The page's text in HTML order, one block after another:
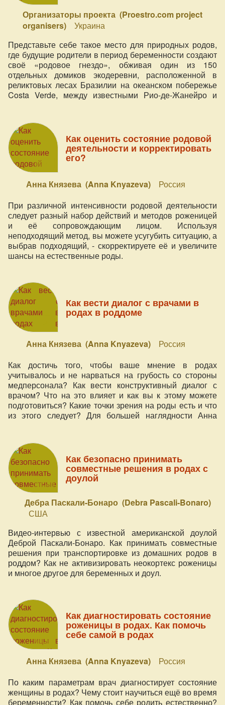
Организаторы проекта (Proestro.com project
organisers)
Украина
Представьте себе такое место для природных родов,
где будущие родители в период беременности создают
своё «родовое гнездо», обживая один из 150
отдельных домиков экодеревни, расположенной в
реликтовых лесах Бразилии на океанском побережье
Costa Verde, между известными Рио-де-Жанейро и
Как оценить состояние родовой
деятельности и корректировать
его?
Анна Князева (Anna Knyazeva)
Россия
При различной интенсивности родовой деятельности
следует разный набор действий и методов роженицей
и её сопровождающим лицом. Используя
неподходящий метод, вы можете усугубить ситуацию, а
выбрав подходящий, - скорректируете её и увеличите
шансы на естественные роды.
Как вести диалог с врачами в
родах в роддоме
Анна Князева (Anna Knyazeva)
Россия
Как достичь того, чтобы ваше мнение в родах
учитывалось и не нарваться на грубость со стороны
медперсонала? Как вести конструктивный диалог с
врачом? Что на это влияет и как вы к этому можете
подготовиться? Какие точки зрения на роды есть и что
из этого следует? Для большей наглядности Анна
семья!» - осветит эти вопросы с разных ракурсов.
Как безопасно принимать
совместные решения в родах с
доулой
Дебра Паскали-Бонаро (Debra Pascali-Bonaro)
США
Видео-интервью с известной американской доулой
Деброй Паскали-Бонаро. Как принимать совместные
решения при транспортировке из домашних родов в
роддом? Как не активизировать неокортекс роженицы
и многое другое для беременных и доул.
Как диагностировать состояние
роженицы в родах. Как помочь
себе самой в родах
Анна Князева (Anna Knyazeva)
Россия
По каким параметрам врач диагностирует состояние
женщины в родах? Чему стоит научиться ещё во время
беременности? Как помочь себе родить естественно?